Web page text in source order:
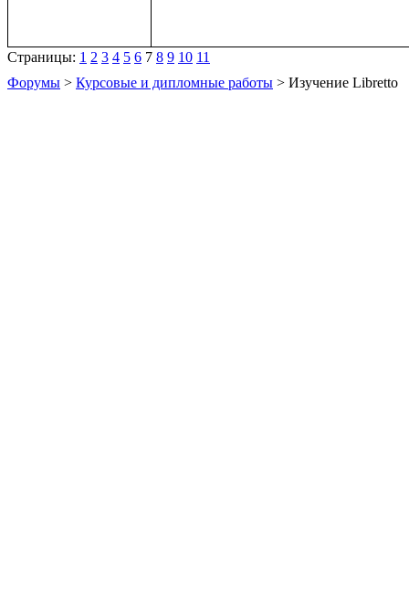
Страницы: 1 2 3 4 5 6 7 8 9 10 11
Форумы > Курсовые и дипломные работы > Изучение Libretto